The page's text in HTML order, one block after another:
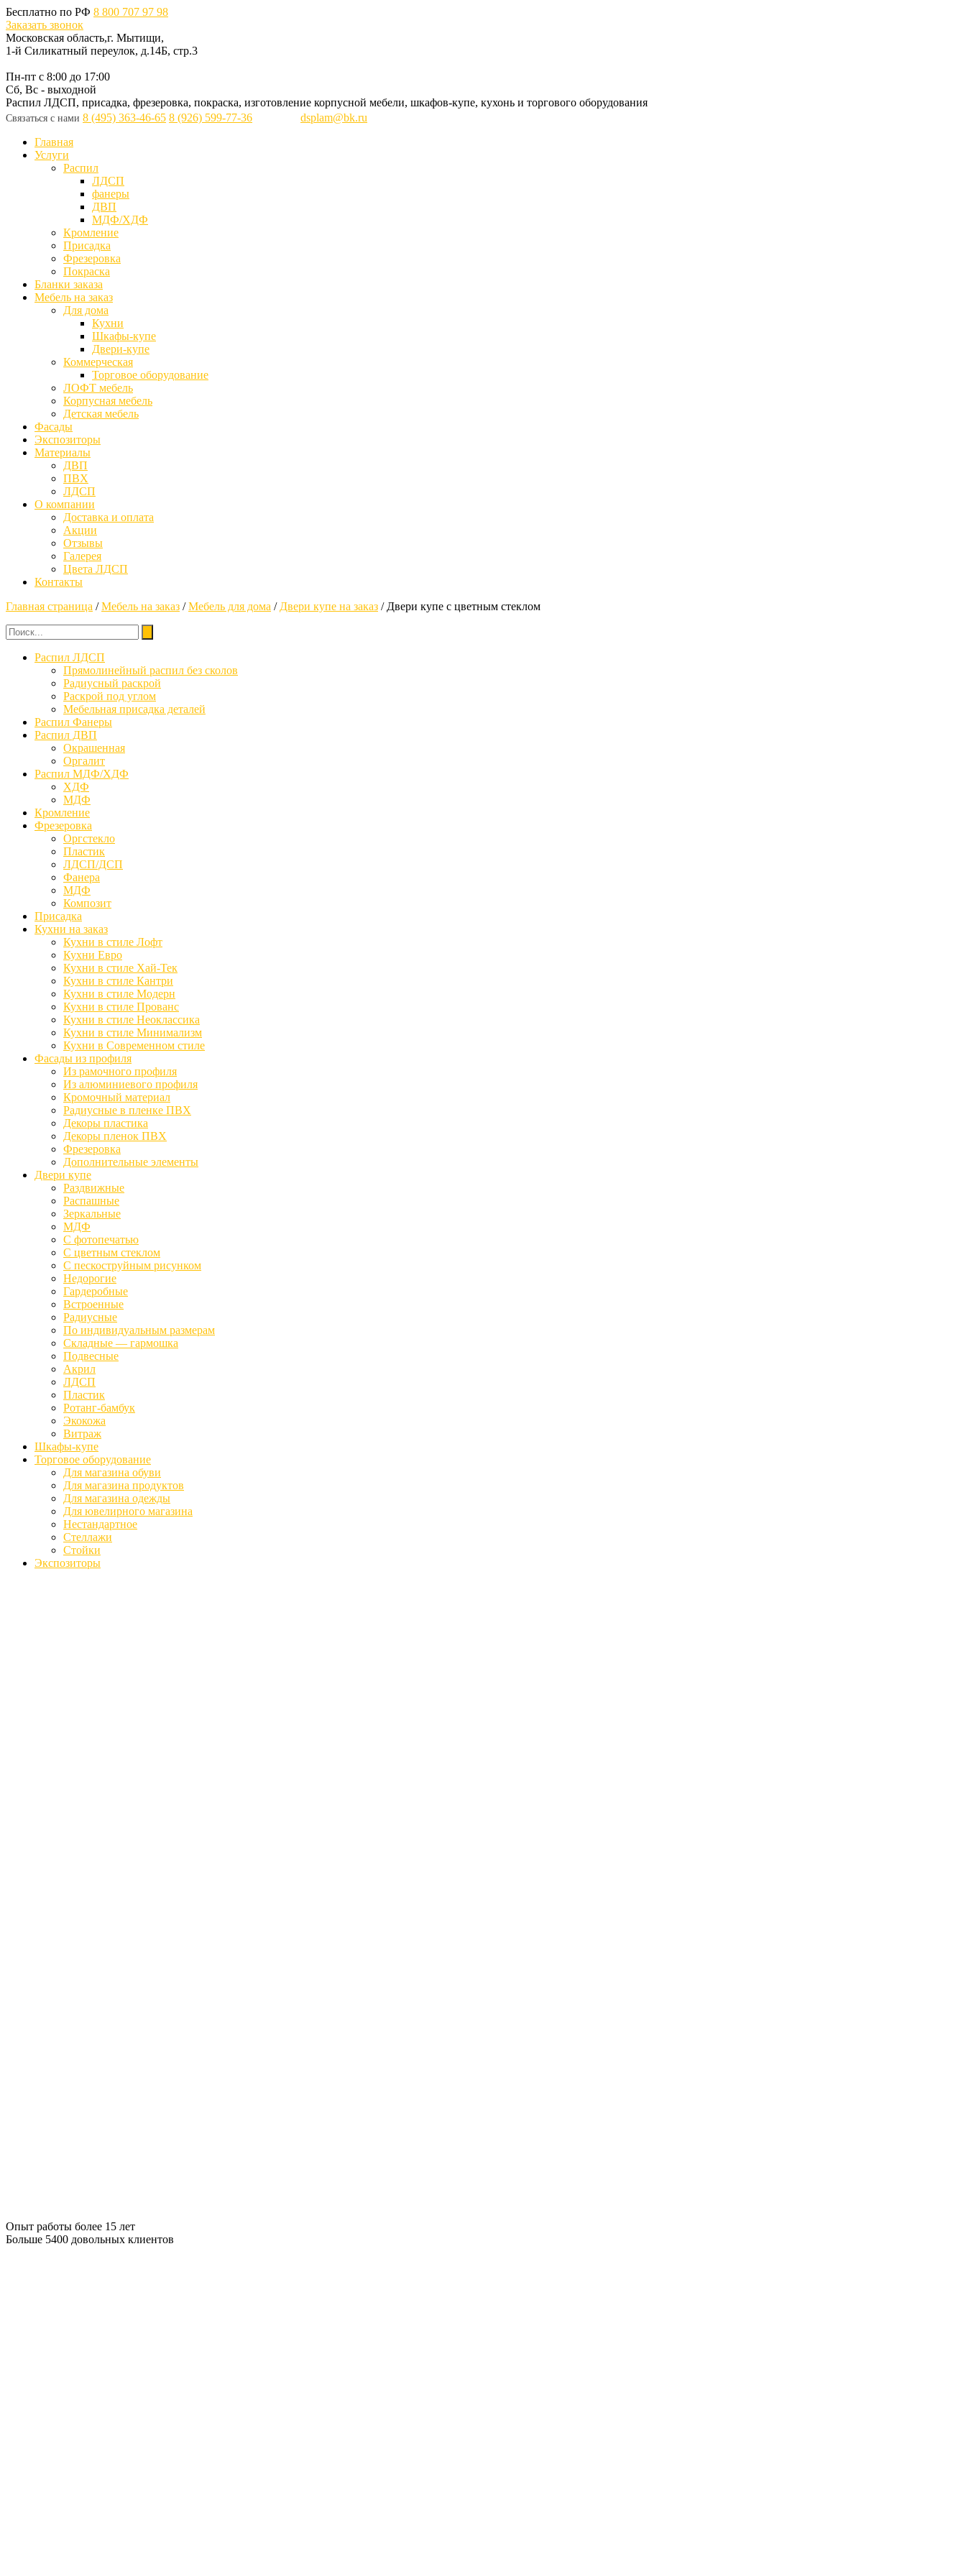
Бесплатно по РФ 8 800 707 97 98
Заказать звонок
Московская область,г. Мытищи,
1-й Силикатный переулок, д.14Б, стр.3
Пн-пт с 8:00 до 17:00
Сб, Вс - выходной
Распил ЛДСП, присадка, фрезеровка, покраска, изготовление корпусной мебели, шкафов-купе, кухонь и торгового оборудования
Связаться с нами 8 (495) 363-46-65 8 (926) 599-77-36
dsplam@bk.ru
Главная
Услуги
Распил
ЛДСП
фанеры
ДВП
МДФ/ХДФ
Кромление
Присадка
Фрезеровка
Покраска
Бланки заказа
Мебель на заказ
Для дома
Кухни
Шкафы-купе
Двери-купе
Коммерческая
Торговое оборудование
ЛОФТ мебель
Корпусная мебель
Детская мебель
Фасады
Экспозиторы
Материалы
ДВП
ПВХ
ЛДСП
О компании
Доставка и оплата
Акции
Отзывы
Галерея
Цвета ЛДСП
Контакты
Главная страница /Мебель на заказ /Мебель для дома / Двери купе на заказ / Двери купе с цветным стеклом
Распил ЛДСП
Прямолинейный распил без сколов
Радиусный раскрой
Раскрой под углом
Мебельная присадка деталей
Распил Фанеры
Распил ДВП
Окрашенная
Оргалит
Распил МДФ/ХДФ
ХДФ
МДФ
Кромление
Фрезеровка
Оргстекло
Пластик
ЛДСП/ДСП
Фанера
МДФ
Композит
Присадка
Кухни на заказ
Кухни в стиле Лофт
Кухни Евро
Кухни в стиле Хай-Тек
Кухни в стиле Кантри
Кухни в стиле Модерн
Кухни в стиле Прованс
Кухни в стиле Неоклассика
Кухни в стиле Минимализм
Кухни в Современном стиле
Фасады из профиля
Из рамочного профиля
Из алюминиевого профиля
Кромочный материал
Радиусные в пленке ПВХ
Декоры пластика
Декоры пленок ПВХ
Фрезеровка
Дополнительные элементы
Двери купе
Раздвижные
Распашные
Зеркальные
МДФ
С фотопечатью
С цветным стеклом
С пескоструйным рисунком
Недорогие
Гардеробные
Встроенные
Радиусные
По индивидуальным размерам
Складные — гармошка
Подвесные
Акрил
ЛДСП
Пластик
Ротанг-бамбук
Экокожа
Витраж
Шкафы-купе
Торговое оборудование
Для магазина обуви
Для магазина продуктов
Для магазина одежды
Для ювелирного магазина
Нестандартное
Стеллажи
Стойки
Экспозиторы
Опыт работы более 15 лет
Больше 5400 довольных клиентов